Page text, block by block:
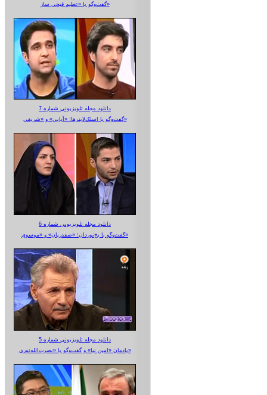
گفت‌وگو با «عظیم قیچی ساز»
دانلود مجله تلویزیونی شماره 7
گفت‌وگو با اسلک‌لاینرها؛ «آبایی» و «شریفی»
دانلود مجله تلویزیونی شماره 6
گفت‌وگو با یخ‌نوردان؛ «صفدریان» و «موسوی»
دانلود مجله تلویزیونی شماره 5
یادمان «امین نیا» و گفت‌وگو با «نصرت‌الله‌نوری»